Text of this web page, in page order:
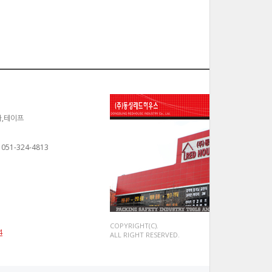
테이프
051-324-4813
COPYRIGHT(C).
ALL RIGHT RESERVED.